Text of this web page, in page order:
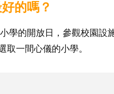
的嗎？
學的開放日，參觀校園設
取一間心儀的小學。